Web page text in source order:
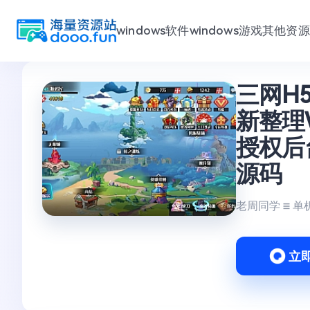
windows软件windows游戏其他资源
三网
新整
授权
源码
老周同学 单
立